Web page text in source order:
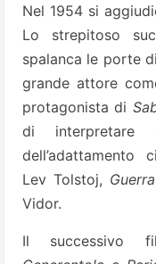
Nel 1954 si
Lo strepitoso
spalanca le porte
grande attore
protagonista di
di interpretare
dell’adattamento
Lev Tolstoj,
Vidor.
Il successivo